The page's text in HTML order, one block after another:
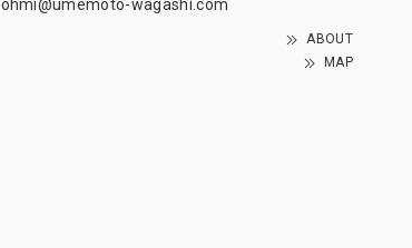
ohmi@umemoto-wagashi.com
ABOUT
MAP